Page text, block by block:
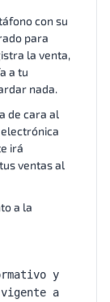
con su
para
la venta,
a tu
nada.
de cara al
irá
ventas al
a la
y
a